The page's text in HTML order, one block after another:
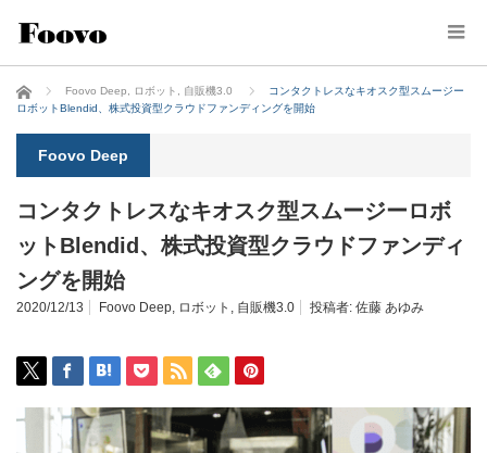
ホーム Foovo Deep ロボット 自販機3.0
コンタクトレスなキオスク型スムージー
ロボットBlendid、株式投資型クラウドファンディングを開始
Foovo Deep
コンタクトレスなキオスク型スムージーロボ
ットBlendid、株式投資型クラウドファンディ
ングを開始
2020/12/13 Foovo Deep, ロボット , 自販機3.0 投稿者: 佐藤 あゆみ